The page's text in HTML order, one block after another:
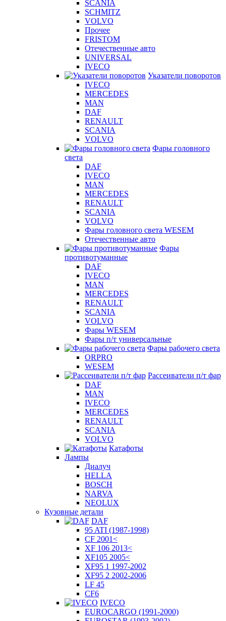
SCANIA
SCHMITZ
VOLVO
Прочее
FRISTOM
Отечественные авто
UNIVERSAL
IVECO
Указатели поворотов
IVECO
MERCEDES
MAN
DAF
RENAULT
SCANIA
VOLVO
Фары головного
света
DAF
IVECO
MAN
MERCEDES
RENAULT
SCANIA
VOLVO
Фары головного света WESEM
Отечественные авто
Фары
противотуманные
DAF
IVECO
MAN
MERCEDES
RENAULT
SCANIA
VOLVO
Фары WESEM
Фары п/т универсальные
Фары рабочего света
ORPRO
WESEM
Рассеиватели п/т фар
DAF
MAN
IVECO
MERCEDES
RENAULT
SCANIA
VOLVO
Катафоты
Лампы
Диалуч
HELLA
BOSCH
NARVA
NEOLUX
Кузовные детали
DAF
95 ATI (1987-1998)
CF 2001<
XF 106 2013<
XF105 2005<
XF95 1 1997-2002
XF95 2 2002-2006
LF 45
CF6
IVECO
EUROCARGO (1991-2000)